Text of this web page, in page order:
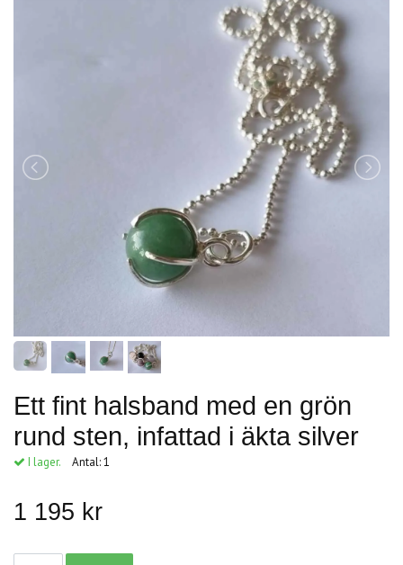
Ett fint halsband med en grön
rund sten, infattad i äkta silver
I lager. Antal:1
1 195 kr